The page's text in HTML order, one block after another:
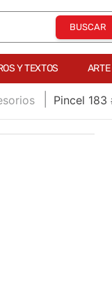
Y TEXTOS
Pincel